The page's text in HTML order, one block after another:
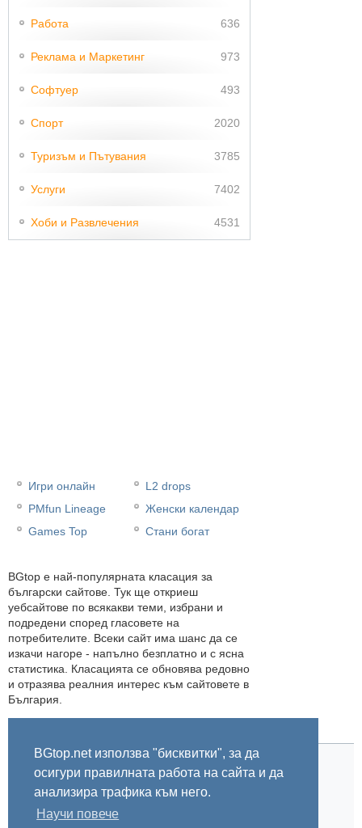
BGtop.net използва "бисквитки", за да
осигури правилната работа на сайта и да
анализира трафика към него.
Научи повече
Работа 636
Реклама и Маркетинг 973
Софтуер 493
Спорт 2020
Туризъм и Пътувания 3785
Услуги 7402
Хоби и Развлечения 4531
Игри онлайн
PMfun Lineage
Games Top
L2 drops
Женски календар
Стани богат
BGtop e най-популярната класация за
български сайтове. Тук ще откриеш
уебсайтове по всякакви теми, избрани и
подредени според гласовете на
потребителите. Всеки сайт има шанс да се
изкачи нагоре - напълно безплатно и с ясна
статистика. Класацията се обновява редовно
и отразява реалния интерес към сайтовете в
България.
Начало Правила За BGtop.net
Пишете ни
Линк за гласуване
Бисквитки Поверителност
© 2002-2026 BGtop.net